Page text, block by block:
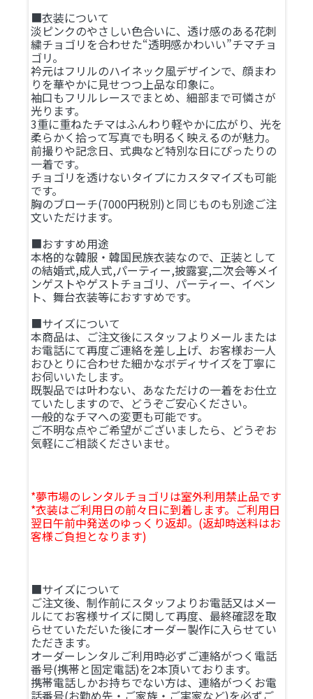
■衣装について
淡ピンクのやさしい色合いに、透け感のある花刺
繍チョゴリを合わせた“透明感かわいい”チマチョ
ゴリ。
衿元はフリルのハイネック風デザインで、顔まわ
りを華やかに見せつつ上品な印象に。
袖口もフリルレースでまとめ、細部まで可憐さが
光ります。
3重に重ねたチマはふんわり軽やかに広がり、光を
柔らかく拾って写真でも明るく映えるのが魅力。
前撮りや記念日、式典など特別な日にぴったりの
一着です。
チョゴリを透けないタイプにカスタマイズも可能
です。
胸のブローチ(7000円税別)と同じものも別途ご注
文いただけます。
■おすすめ用途
本格的な韓服・韓国民族衣装なので、正装として
の結婚式,成人式,パーティー,披露宴,二次会等メイ
ンゲストやゲストチョゴリ、パーティー、イベン
ト、舞台衣装等におすすめです。
■サイズについて
本商品は、ご注文後にスタッフよりメールまたは
お電話にて再度ご連絡を差し上げ、お客様お一人
おひとりに合わせた細かなボディサイズを丁寧に
お伺いいたします。
既製品では叶わない、あなただけの一着をお仕立
ていたしますので、どうぞご安心ください。
一般的なチマへの変更も可能です。
ご不明な点やご希望がございましたら、どうぞお
気軽にご相談くださいませ。
*夢市場のレンタルチョゴリは室外利用禁止品です
*衣装はご利用日の前々日に到着します。ご利用日
翌日午前中発送のゆっくり返却。(返却時送料はお
客様ご負担となります)
■サイズについて
ご注文後、制作前にスタッフよりお電話又はメー
ルにてお客様サイズに関して再度、最終確認を取
らせていただいた後にオーダー製作に入らせてい
ただきます。
オーダーレンタルご利用時必ずご連絡がつく電話
番号(携帯と固定電話)を2本頂いております。
携帯電話しかお持ちでない方は、連絡がつくお電
話番号(お勤め先・ご家族・ご実家など)を必ずご